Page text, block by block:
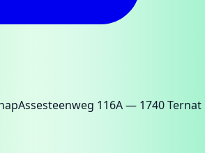
Assesteenweg 116A— 1740 Ternat